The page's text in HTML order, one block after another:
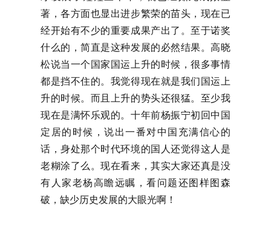
著，各方面也显出进步繁荣的苗头，现在已
经开始有不少的重要成果产出了。至于诺奖
什么的，简直是这种发展的必然结果。高晓
松说当一个国家国运上升的时候，很多事情
都是挡不住的。我觉得现在就是我们国运上
升的时候。而且上升的势头还很猛。至少我
现在是满怀乐观的。十年前杨振宁初回中国
定居的时候，说出一番对中国充满信心的
话，身处那个时代环境的国人还觉得这人是
老糊涂了么。现在看来，其实大家还真是没
有人家老杨高瞻远瞩，看问题还图样图森
破，缺少历史发展的大眼光啊！